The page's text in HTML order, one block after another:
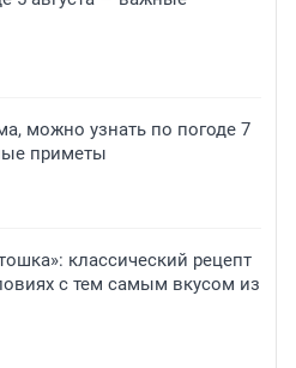
можно узнать по погоде 7
приметы
классический рецепт
с тем самым вкусом из